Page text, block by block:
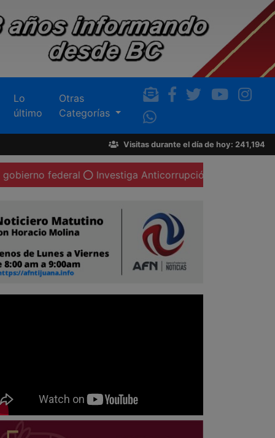
Lo
último
Otras
Categorías
Visitas durante el día de hoy: 241,194
Investiga Anticorrupción a cinco ex funcionarios